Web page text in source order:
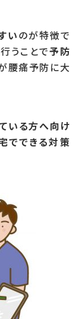
いのが特徴で
うことで予防
腰痛予防に大
いる方へ向け
でできる対策